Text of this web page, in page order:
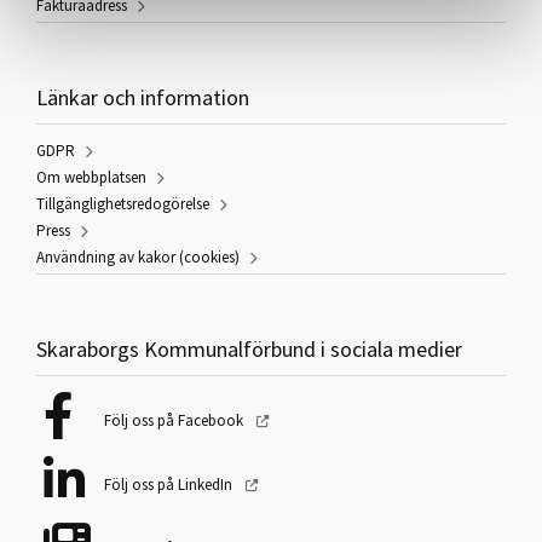
Fakturaadress
Länkar och information
GDPR
Om webbplatsen
Tillgänglighetsredogörelse
Press
Användning av kakor (cookies)
Skaraborgs Kommunalförbund i sociala medier
Följ oss på Facebook
Följ oss på LinkedIn